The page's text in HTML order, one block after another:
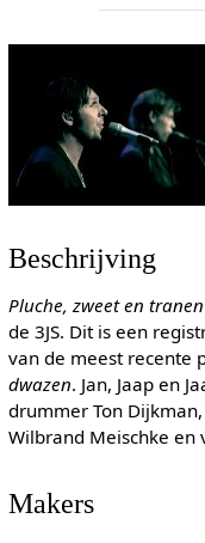
Beschrijving
Pluche, zweet en tranen
de 3JS. Dit is een
van de meest recente
dwazen. Jan, Jaap en
drummer Ton
Wilbrand Meischke en
Makers